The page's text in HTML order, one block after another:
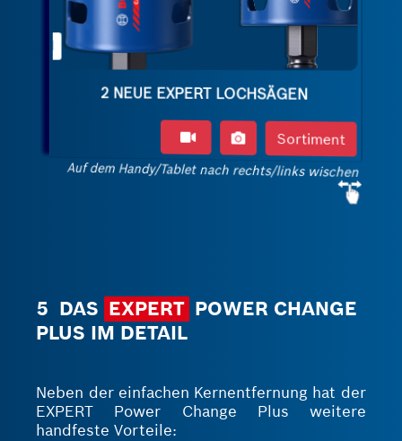
2 NEUE EXPERT LOCHSÄGEN
Sortiment
Auf dem Handy/Tablet nach rechts/links wischen
5 DAS EXPERT POWER CHANGE
PLUS IM DETAIL
Neben der einfachen Kernentfernung hat der
EXPERT Power Change Plus weitere
handfeste Vorteile: